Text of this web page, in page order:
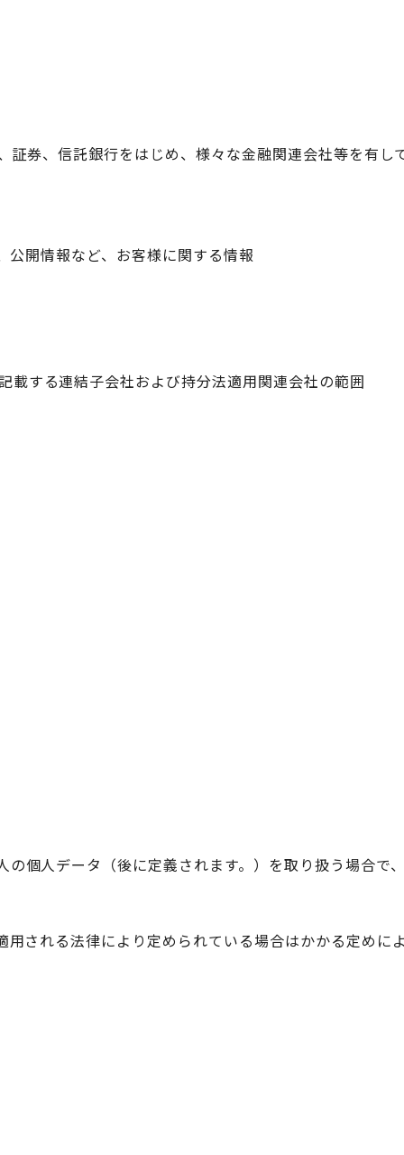
信託銀行をはじめ、様々な金融関連会社等を
開情報など、お客様に関する情報
載する連結子会社および持分法適用関連会社の範囲
個人データ（後に定義されます。）を取り扱
る法律により定められている場合はかかる